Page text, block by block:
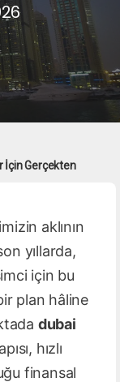
İçin Gerçekten
aklının
yıllarda,
için bu
plan hâline
dubai
hızlı
finansal